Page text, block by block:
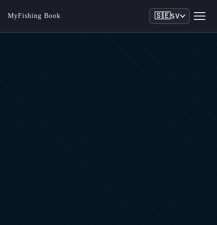
MyFishing Book 🇸🇪SV